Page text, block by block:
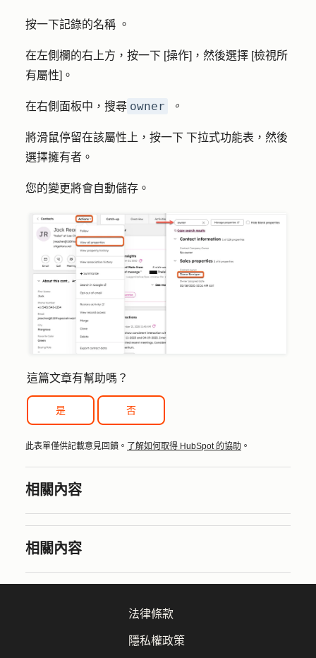
按一下記錄的名稱 。
在左側欄的右上方，按一下 [操作]，然後選擇 [檢視所
有屬性]。
在右側面板中，搜尋 owner 。
將滑鼠停留在該屬性上，按一下 下拉式功能表 ，然後
選擇擁有者 。
您的變更將會自動儲存。
這篇文章有幫助嗎？
是 否
此表單僅供記載意見回饋。 了解如何取得 HubSpot 的協助 。
相關內容
相關內容
法律條款
隱私權政策